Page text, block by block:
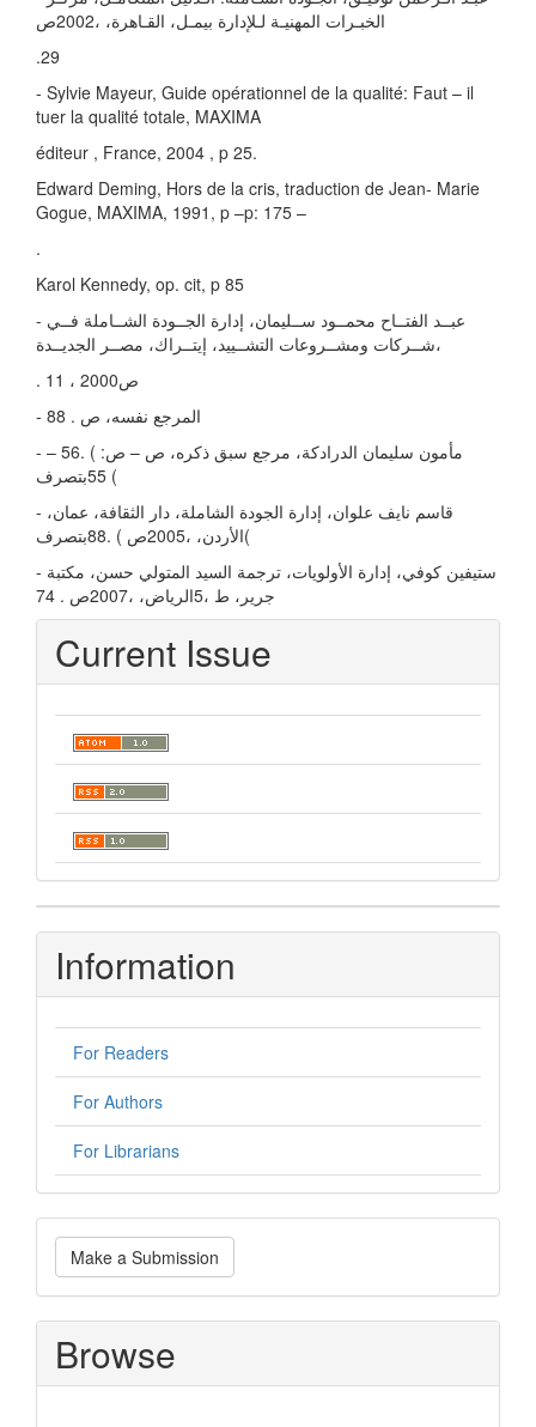
الخبـرات المهنیـة لـلإدارة بیمـل، القـاهرة، ،2002ص
.29
- Sylvie Mayeur, Guide opérationnel de la qualité: Faut – il
tuer la qualité totale, MAXIMA
éditeur , France, 2004 , p 25.
Edward Deming, Hors de la cris, traduction de Jean- Marie
Gogue, MAXIMA, 1991, p –p: 175 –
.
Karol Kennedy, op. cit, p 85
- عبــد الفتــاح محمــود ســلیمان، إدارة الجــودة الشــاملة فــي
شــركات ومشــروعات التشــیید، إیتــراك، مصــر الجدیــدة،
. 11 ، ص2000
- المرجع نفسه، ص . 88
- مأمون سلیمان الدرادكة، مرجع سبق ذكره، ص – ص: ) .56 –
55بتصرف (
- قاسم نایف علوان، إدارة الجودة الشاملة، دار الثقافة، عمان،
الأردن، ،2005ص ) .88بتصرف(
- ستیفین كوفي، إدارة الأولویات، ترجمة السید المتولي حسن، مكتبة
جریر، ط ،5الریاض، ،2007ص . 74
Current Issue
Information
For Readers
For Authors
For Librarians
Make
a
Submission
Make a Submission
Browse